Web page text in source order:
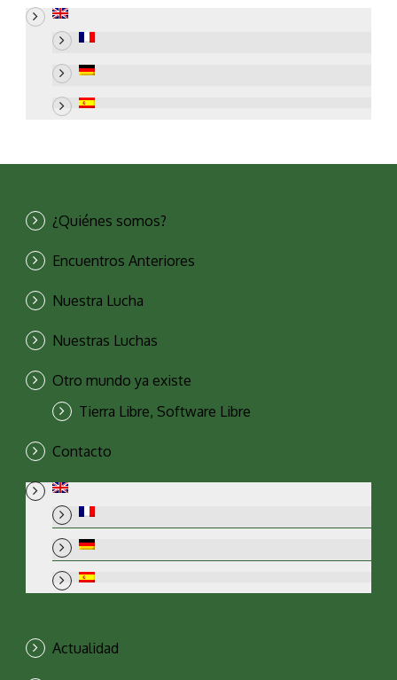
¿Quiénes somos?
Encuentros Anteriores
Nuestra Lucha
Nuestras Luchas
Otro mundo ya existe
Tierra Libre, Software Libre
Contacto
Actualidad